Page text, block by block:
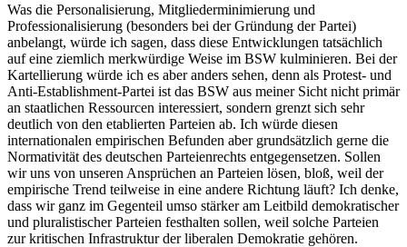
Was die Personalisierung, Mitgliederminimierung und
Professionalisierung (besonders bei der Gründung der Partei)
anbelangt, würde ich sagen, dass diese Entwicklungen tatsächlich
auf eine ziemlich merkwürdige Weise im BSW kulminieren. Bei der
Kartellierung würde ich es aber anders sehen, denn als Protest- und
Anti-Establishment-Partei ist das BSW aus meiner Sicht nicht primär
an staatlichen Ressourcen interessiert, sondern grenzt sich sehr
deutlich von den etablierten Parteien ab. Ich würde diesen
internationalen empirischen Befunden aber grundsätzlich gerne die
Normativität des deutschen Parteienrechts entgegensetzen. Sollen
wir uns von unseren Ansprüchen an Parteien lösen, bloß, weil der
empirische Trend teilweise in eine andere Richtung läuft? Ich denke,
dass wir ganz im Gegenteil umso stärker am Leitbild demokratischer
und pluralistischer Parteien festhalten sollen, weil solche Parteien
zur kritischen Infrastruktur der liberalen Demokratie gehören.